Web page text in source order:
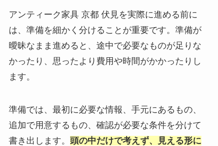
アンティーク家具 京都 伏見を実際に進める前に
は、準備を細かく分けることが重要です。準備が
曖昧なまま進めると、途中で必要なものが足りな
かったり、思ったより費用や時間がかかったりし
ます。
準備では、最初に必要な情報、手元にあるもの、
追加で用意するもの、確認が必要な条件を分けて
書き出します。 頭の中だけで考えず、見える形に